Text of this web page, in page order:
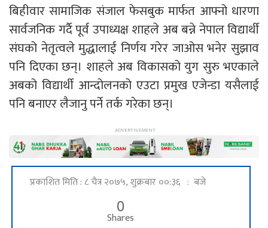
बिहीवार सामाजिक संजाल फेसबुक मार्फत आफ्नो धारणा
सार्वजनिक गर्दै पूर्व उपाध्यक्ष शाहले अब बन्ने नेपाल विद्यार्थी
संघको नेतृत्वले मुद्धालाई निर्णय गरेर जाओस भनेर सुझाव
पनि दिएका छन्। शाहले अब विकासको युग सुरु भएकाले
अबको विद्यार्थी आन्दोलनको एउटा प्रमुख एजेन्डा यसैलाई
पनि बनाएर लैजानु पर्ने तर्क गरेका छन्।
प्रकाशित मिति : ८ चैत्र २०७५, शुक्रबार ००:३६ : बजे
0
Shares